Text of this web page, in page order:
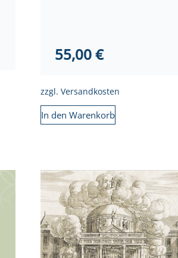
55,00€
zzgl. Versandkosten
In den Warenkorb